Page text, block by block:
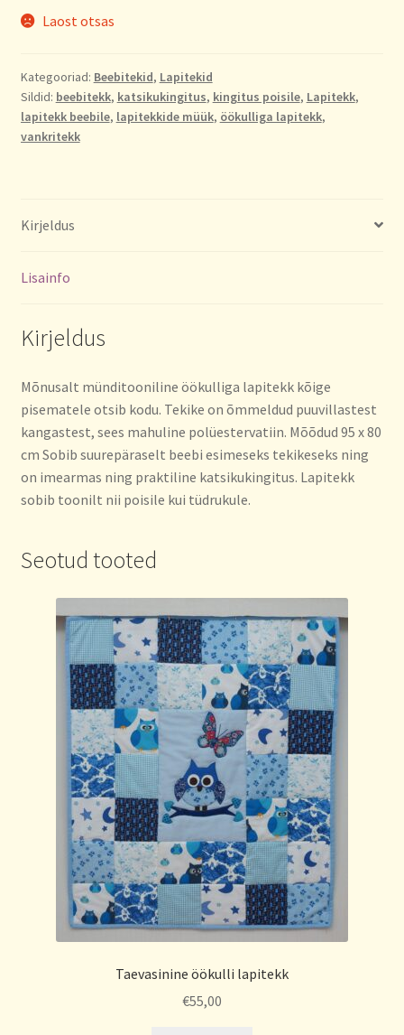
Laost otsas
Kategooriad: Beebitekid, Lapitekid
Sildid: beebitekk, katsikukingitus, kingitus poisile, Lapitekk,
lapitekk beebile, lapitekkide müük, öökulliga lapitekk,
vankritekk
Kirjeldus
Lisainfo
Kirjeldus
Mõnusalt münditooniline öökulliga lapitekk kõige
pisematele otsib kodu. Tekike on õmmeldud puuvillastest
kangastest, sees mahuline polüestervatiin. Mõõdud 95 x 80
cm Sobib suurepäraselt beebi esimeseks tekikeseks ning
on imearmas ning praktiline katsikukingitus. Lapitekk
sobib toonilt nii poisile kui tüdrukule.
Seotud tooted
Taevasinine öökulli lapitekk
€55,00